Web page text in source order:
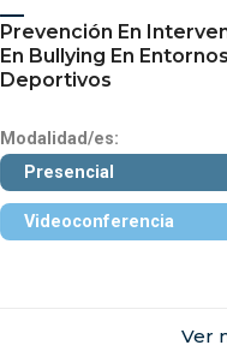
Prevención En
En Bullying En Entornos
Deportivos
Modalidad/es:
Presencial
Videoconferencia
Ver